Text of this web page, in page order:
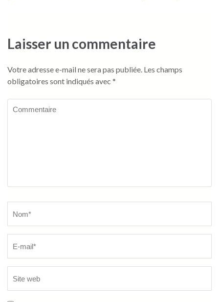
Laisser un commentaire
Votre adresse e-mail ne sera pas publiée. Les champs
obligatoires sont indiqués avec *